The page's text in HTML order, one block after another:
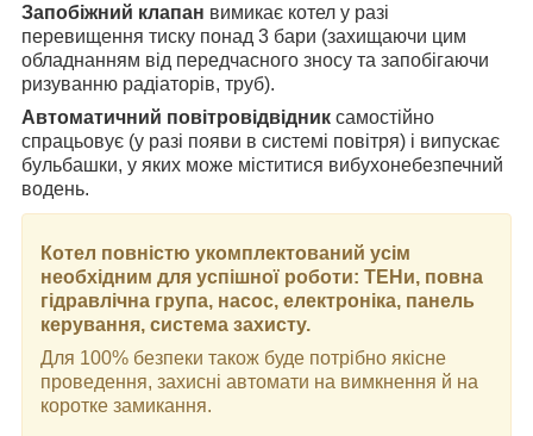
Запобіжний клапан вимикає котел у разі
перевищення тиску понад 3 бари (захищаючи цим
обладнанням від передчасного зносу та запобігаючи
ризуванню радіаторів, труб).
Автоматичний повітровідвідник самостійно
спрацьовує (у разі появи в системі повітря) і випускає
бульбашки, у яких може міститися вибухонебезпечний
водень.
Котел повністю укомплектований усім
необхідним для успішної роботи: ТЕНи, повна
гідравлічна група, насос, електроніка, панель
керування, система захисту.
Для 100% безпеки також буде потрібно якісне
проведення, захисні автомати на вимкнення й на
коротке замикання.